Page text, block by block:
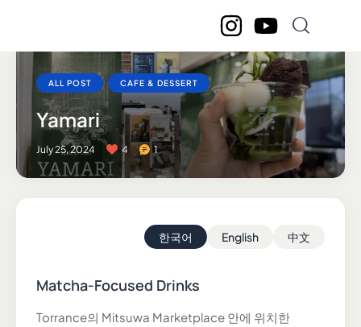
ALL POST CAFE & DESSERT
Yamari
July 25, 2024 4 1
한국어 English 中文
Matcha-Focused Drinks
Torrance의 Mitsuwa Marketplace 안에 위치한